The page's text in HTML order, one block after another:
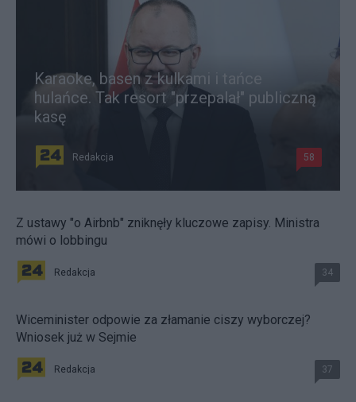
Karaoke, basen z kulkami i tańce
hulańce. Tak resort "przepalał" publiczną
kasę
Redakcja 58
Z ustawy "o Airbnb" zniknęły kluczowe zapisy. Ministra
mówi o lobbingu
Redakcja 34
Wiceminister odpowie za złamanie ciszy wyborczej?
Wniosek już w Sejmie
Redakcja 37